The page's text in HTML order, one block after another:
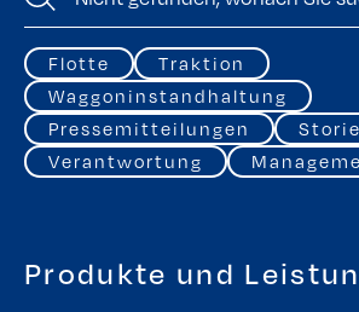
Flotte
Traktion
Waggoninstandhaltung
Pressemitteilungen
Verantwortung
Produkte und